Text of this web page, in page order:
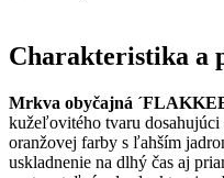
Charakteristika a
Mrkva obyčajná
kužeľovitého tvaru
oranžovej farby s ľahším
uskladnenie na dlhý čas aj